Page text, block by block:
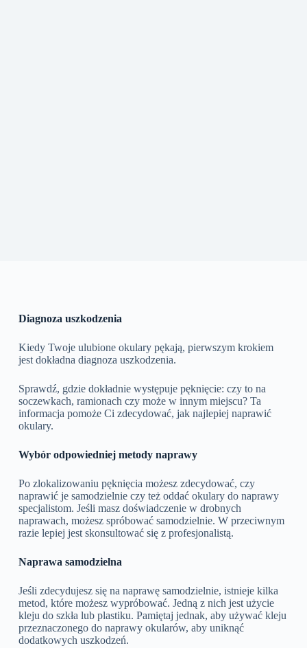
Diagnoza uszkodzenia
Kiedy Twoje ulubione okulary pękają, pierwszym krokiem
jest dokładna diagnoza uszkodzenia.
Sprawdź, gdzie dokładnie występuje pęknięcie: czy to na
soczewkach, ramionach czy może w innym miejscu? Ta
informacja pomoże Ci zdecydować, jak najlepiej naprawić
okulary.
Wybór odpowiedniej metody naprawy
Po zlokalizowaniu pęknięcia możesz zdecydować, czy
naprawić je samodzielnie czy też oddać okulary do naprawy
specjalistom. Jeśli masz doświadczenie w drobnych
naprawach, możesz spróbować samodzielnie. W przeciwnym
razie lepiej jest skonsultować się z profesjonalistą.
Naprawa samodzielna
Jeśli zdecydujesz się na naprawę samodzielnie, istnieje kilka
metod, które możesz wypróbować. Jedną z nich jest użycie
kleju do szkła lub plastiku. Pamiętaj jednak, aby używać kleju
przeznaczonego do naprawy okularów, aby uniknąć
dodatkowych uszkodzeń.